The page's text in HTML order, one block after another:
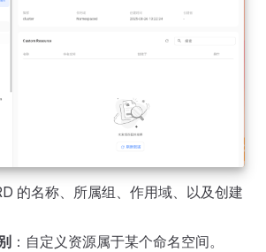
的名称、所属组、作用域、以及创建
：自定义资源属于某个命名空间。